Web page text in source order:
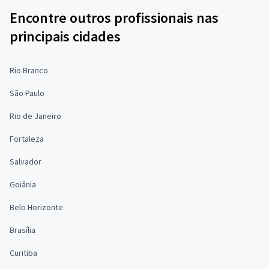
Encontre outros profissionais nas
principais cidades
Rio Branco
São Paulo
Rio de Janeiro
Fortaleza
Salvador
Goiânia
Belo Horizonte
Brasília
Curitiba